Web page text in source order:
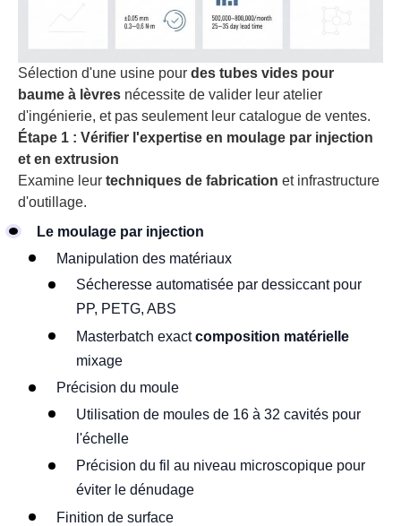
Sélection d'une usine pour des tubes vides pour
baume à lèvres nécessite de valider leur atelier
d'ingénierie, et pas seulement leur catalogue de ventes.
Étape 1 : Vérifier l'expertise en moulage par injection
et en extrusion
Examine leur techniques de fabrication et infrastructure
d'outillage.
Le moulage par injection
Manipulation des matériaux
Sécheresse automatisée par dessiccant pour
PP, PETG, ABS
Masterbatch exactcomposition matérielle
mixage
Précision du moule
Utilisation de moules de 16 à 32 cavités pour
l'échelle
Précision du fil au niveau microscopique pour
éviter le dénudage
Finition de surface